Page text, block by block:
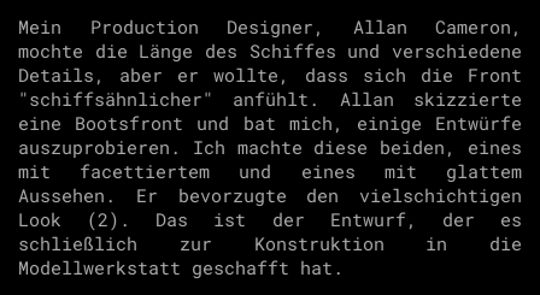
Mein Production Designer, Allan Cameron,
mochte die Länge des Schiffes und verschiedene
Details, aber er wollte, dass sich die Front
"schiffsähnlicher" anfühlt. Allan skizzierte
eine Bootsfront und bat mich, einige Entwürfe
auszuprobieren. Ich machte diese beiden, eines
mit facettiertem und eines mit glattem
Aussehen. Er bevorzugte den vielschichtigen
Look (2). Das ist der Entwurf, der es
schließlich zur Konstruktion in die
Modellwerkstatt geschafft hat.